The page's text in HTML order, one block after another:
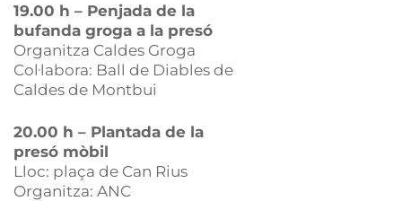
19.00 h – Penjada de la
bufanda groga a la presó
Organitza Caldes Groga
Col·labora: Ball de Diables de
Caldes de Montbui
20.00 h – Plantada de la
presó mòbil
Lloc: plaça de Can Rius
Organitza: ANC